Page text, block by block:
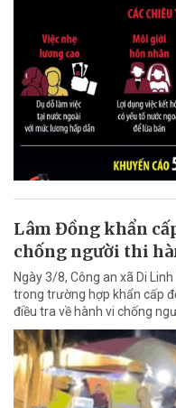
Lâm Đồng khẩn
chống người thi
Ngày 3/8, Công an xã Di
trong trường hợp khẩn cấp
điều tra về hành vi chống